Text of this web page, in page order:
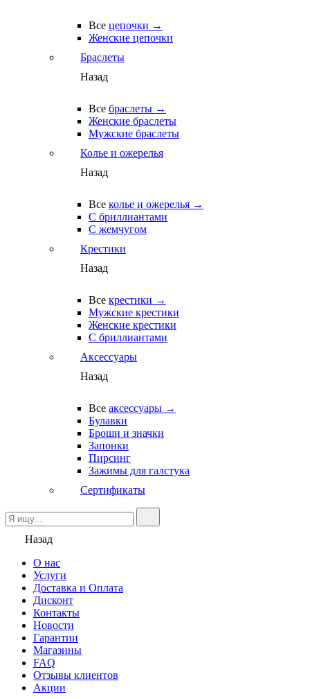
Все цепочки →
Женские цепочки
Браслеты
Назад
Все браслеты →
Женские браслеты
Мужские браслеты
Колье и ожерелья
Назад
Все колье и ожерелья →
С бриллиантами
С жемчугом
Крестики
Назад
Все крестики →
Мужские крестики
Женские крестики
С бриллиантами
Аксессуары
Назад
Все аксессуары →
Булавки
Броши и значки
Запонки
Пирсинг
Зажимы для галстука
Сертификаты
Назад
О нас
Услуги
Доставка и Оплата
Дисконт
Контакты
Новости
Гарантии
Магазины
FAQ
Отзывы клиентов
Акции